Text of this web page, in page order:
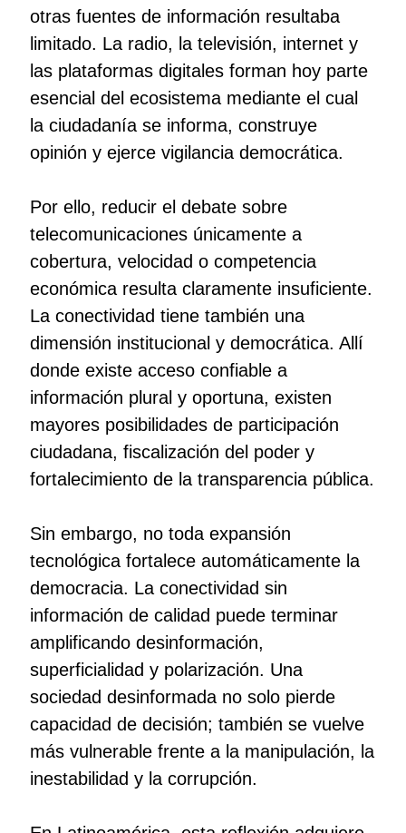
otras fuentes de información resultaba
limitado. La radio, la televisión, internet y
las plataformas digitales forman hoy parte
esencial del ecosistema mediante el cual
la ciudadanía se informa, construye
opinión y ejerce vigilancia democrática.
Por ello, reducir el debate sobre
telecomunicaciones únicamente a
cobertura, velocidad o competencia
económica resulta claramente insuficiente.
La conectividad tiene también una
dimensión institucional y democrática. Allí
donde existe acceso confiable a
información plural y oportuna, existen
mayores posibilidades de participación
ciudadana, fiscalización del poder y
fortalecimiento de la transparencia pública.
Sin embargo, no toda expansión
tecnológica fortalece automáticamente la
democracia. La conectividad sin
información de calidad puede terminar
amplificando desinformación,
superficialidad y polarización. Una
sociedad desinformada no solo pierde
capacidad de decisión; también se vuelve
más vulnerable frente a la manipulación, la
inestabilidad y la corrupción.